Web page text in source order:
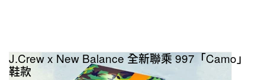
J.Crew x New Balance 全新聯乘 997「Camo」
鞋款